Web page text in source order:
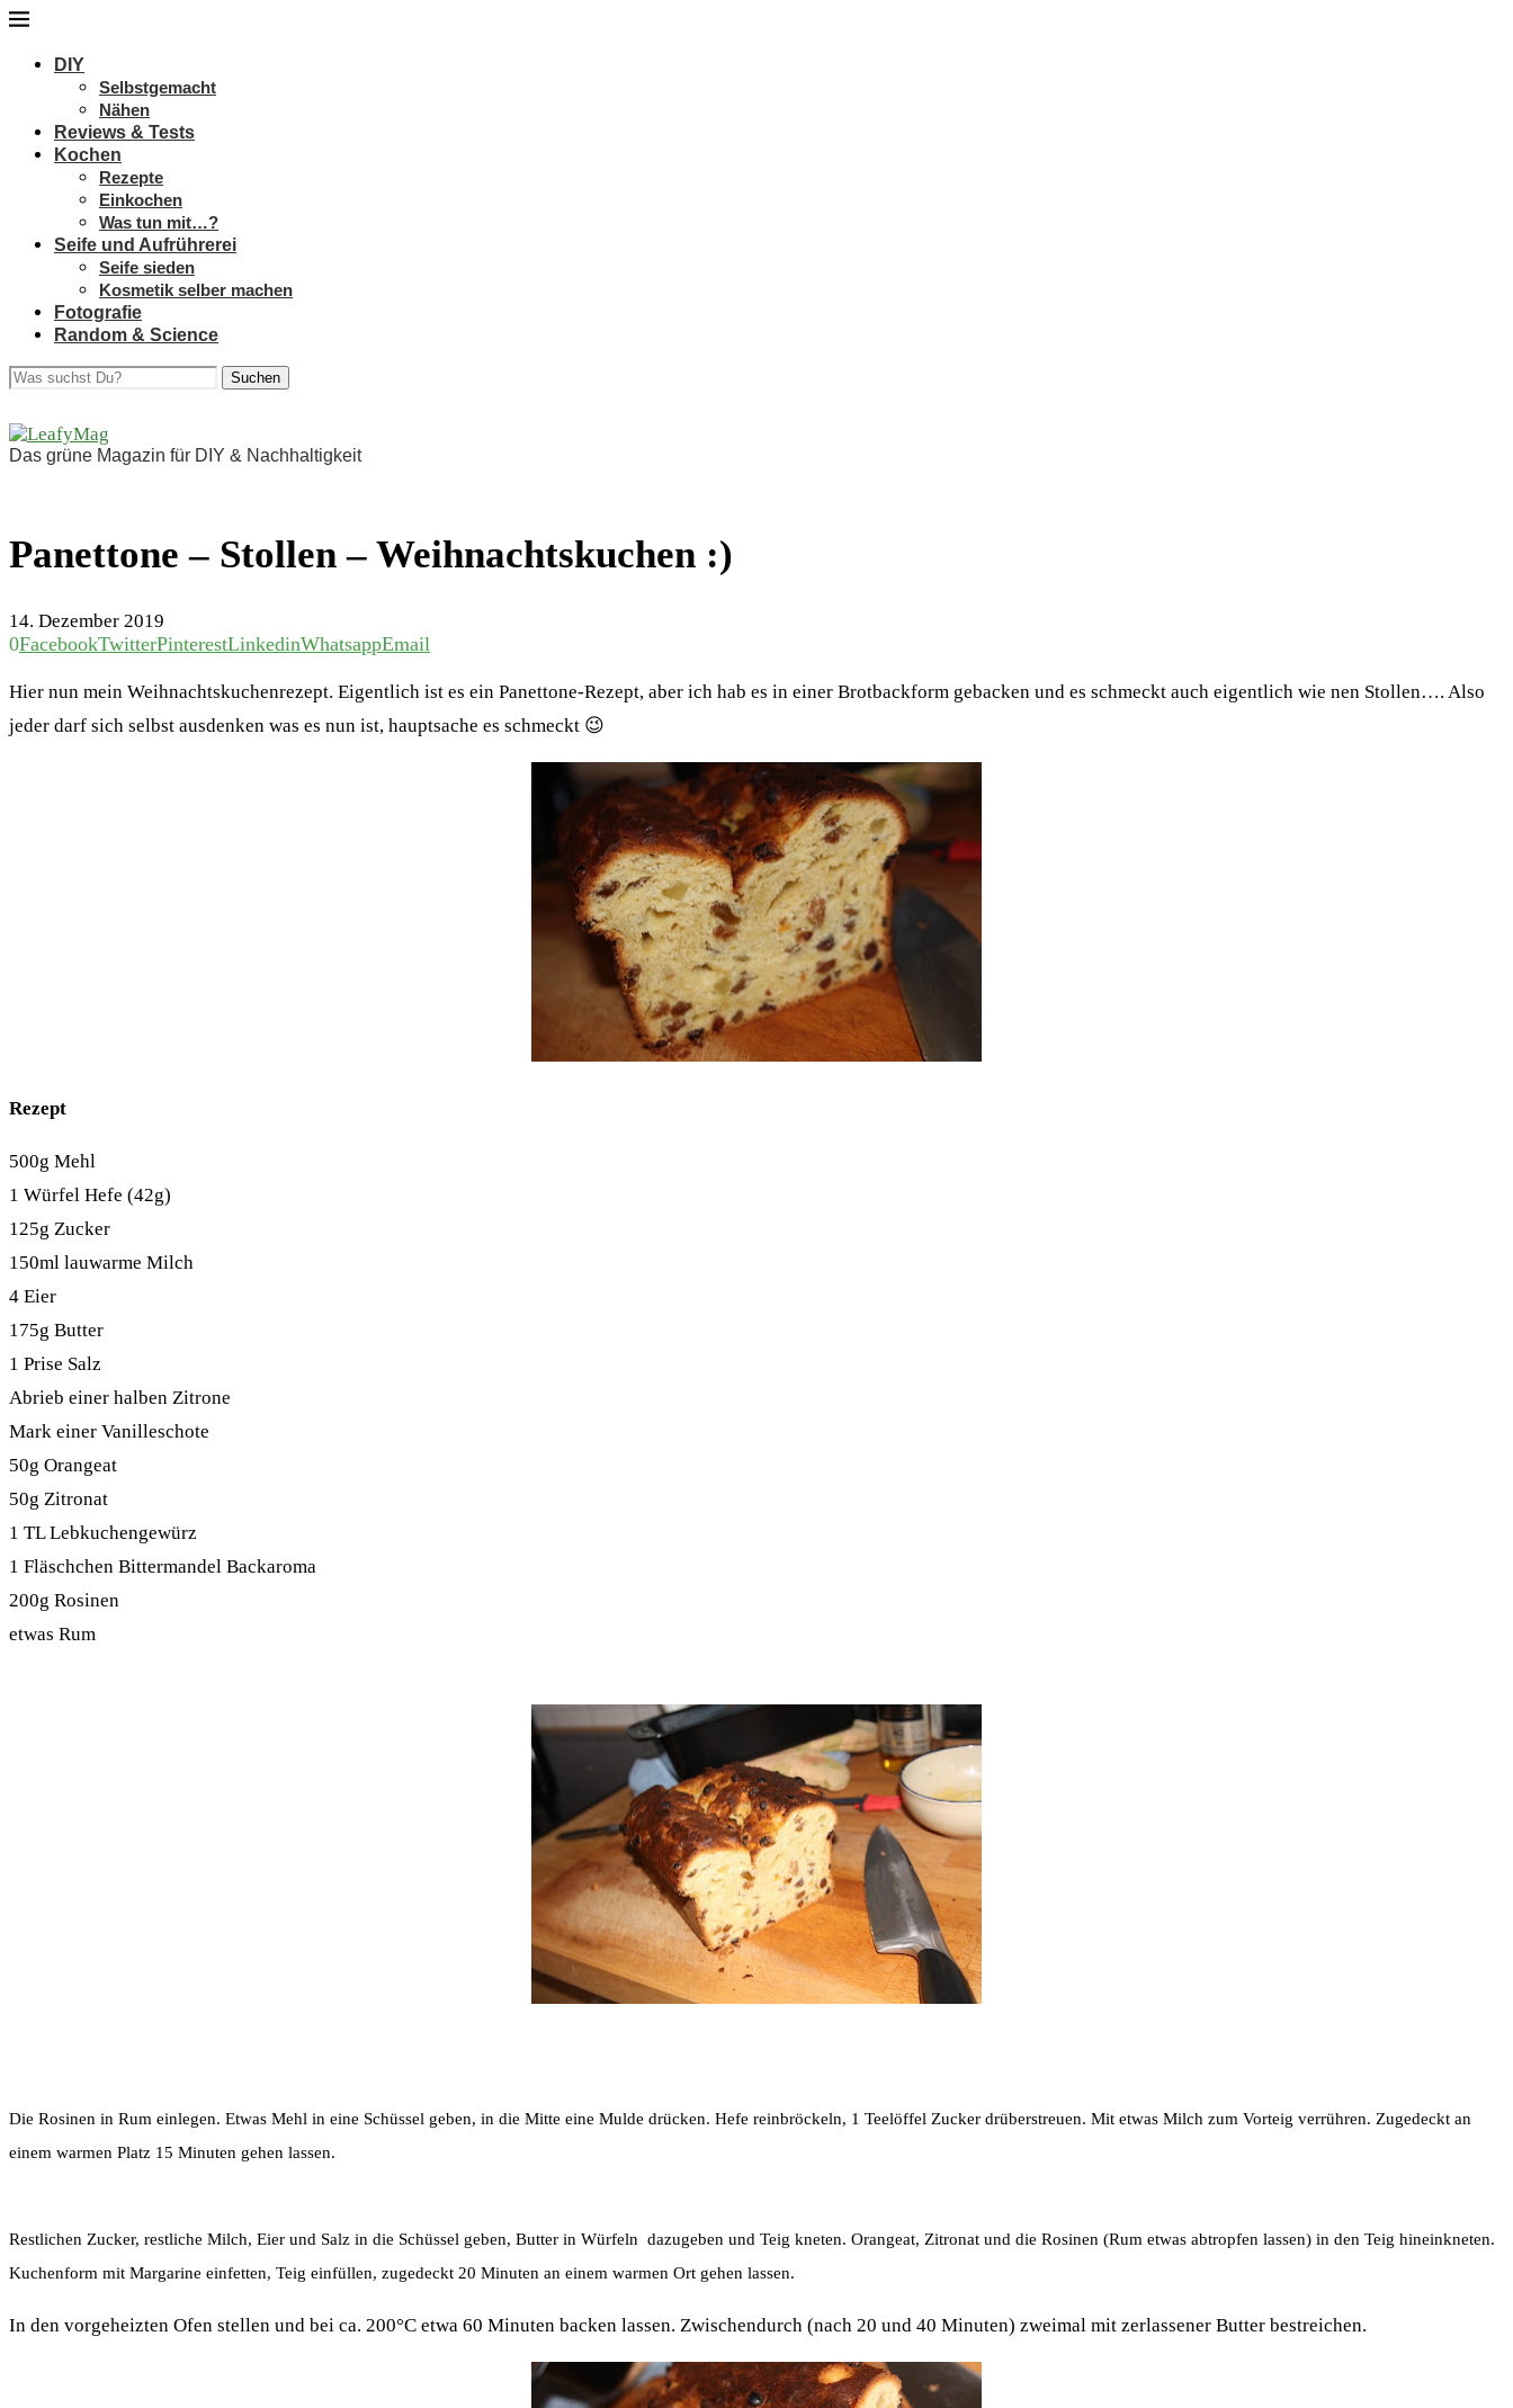
DIY
Selbstgemacht
Nähen
Reviews & Tests
Kochen
Rezepte
Einkochen
Was tun mit…?
Seife und Aufrührerei
Seife sieden
Kosmetik selber machen
Fotografie
Random & Science
Suchen
Das grüne Magazin für DIY & Nachhaltigkeit
Panettone – Stollen – Weihnachtskuchen :)
14. Dezember 2019
0FacebookTwitterPinterestLinkedinWhatsappEmail
Hier nun mein Weihnachtskuchenrezept. Eigentlich ist es ein Panettone-Rezept, aber ich hab es in einer Brotbackform gebacken und es schmeckt auch eigentlich wie nen Stollen…. Also
jeder darf sich selbst ausdenken was es nun ist, hauptsache es schmeckt 😉
Rezept
500g Mehl
1 Würfel Hefe (42g)
125g Zucker
150ml lauwarme Milch
4 Eier
175g Butter
1 Prise Salz
Abrieb einer halben Zitrone
Mark einer Vanilleschote
50g Orangeat
50g Zitronat
1 TL Lebkuchengewürz
1 Fläschchen Bittermandel Backaroma
200g Rosinen
etwas Rum
Die Rosinen in Rum einlegen. Etwas Mehl in eine Schüssel geben, in die Mitte eine Mulde drücken. Hefe reinbröckeln, 1 Teelöffel Zucker drüberstreuen. Mit etwas Milch zum Vorteig verrühren. Zugedeckt an
einem warmen Platz 15 Minuten gehen lassen.
Restlichen Zucker, restliche Milch, Eier und Salz in die Schüssel geben, Butter in Würfeln dazugeben und Teig kneten. Orangeat, Zitronat und die Rosinen (Rum etwas abtropfen lassen) in den Teig hineinkneten.
Kuchenform mit Margarine einfetten, Teig einfüllen, zugedeckt 20 Minuten an einem warmen Ort gehen lassen.
In den vorgeheizten Ofen stellen und bei ca. 200°C etwa 60 Minuten backen lassen. Zwischendurch (nach 20 und 40 Minuten) zweimal mit zerlassener Butter bestreichen.